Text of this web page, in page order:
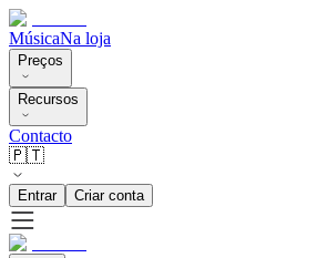
MúsicaNa loja
Preços
Recursos
Contacto
🇵🇹
Entrar Criar conta